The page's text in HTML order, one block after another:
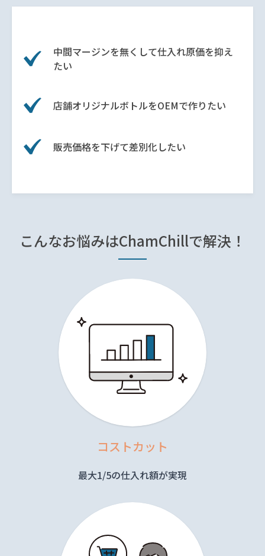
中間マージンを無くして仕入れ原価を抑え
たい
店舗オリジナルボトルをOEMで作りたい
販売価格を下げて差別化したい
こんなお悩みはChamChillで解決！
コストカット
最大1/5の仕入れ額が実現